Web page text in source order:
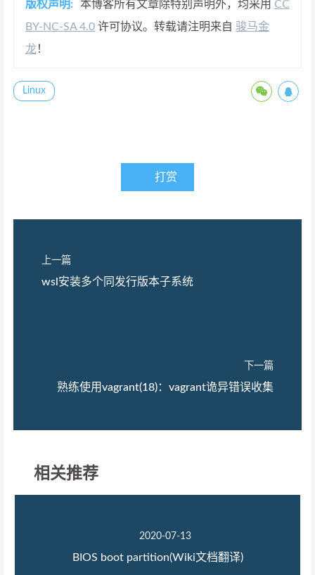
版权声明:
本博客所有文章除特别声明外，均采用 CC
BY-NC-SA 4.0 许可协议。转载请注明来自 骏马金
龙 ！
Linux
打赏
上一篇
wsl安装多个同发行版本子系统
下一篇
熟练使用vagrant(18)：vagrant诡异错误收集
相关推荐
2020-07-13
BIOS boot partition(Wiki文档翻译)